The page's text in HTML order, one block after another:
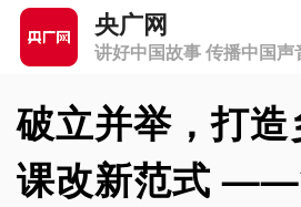
央广网
讲好中国故事 传播中国声
破立并举，打
课改新范式 ——